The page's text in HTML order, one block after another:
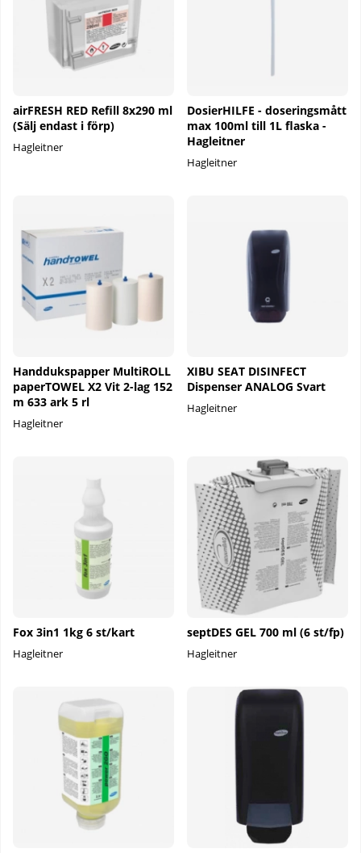
airFRESH RED Refill 8x290 ml
(Sälj endast i förp)
Hagleitner
DosierHILFE - doseringsmått
max 100ml till 1L flaska -
Hagleitner
Hagleitner
Handdukspapper MultiROLL
paperTOWEL X2 Vit 2-lag 152
m 633 ark 5 rl
Hagleitner
XIBU SEAT DISINFECT
Dispenser ANALOG Svart
Hagleitner
Fox 3in1 1kg 6 st/kart
Hagleitner
septDES GEL 700 ml (6 st/fp)
Hagleitner